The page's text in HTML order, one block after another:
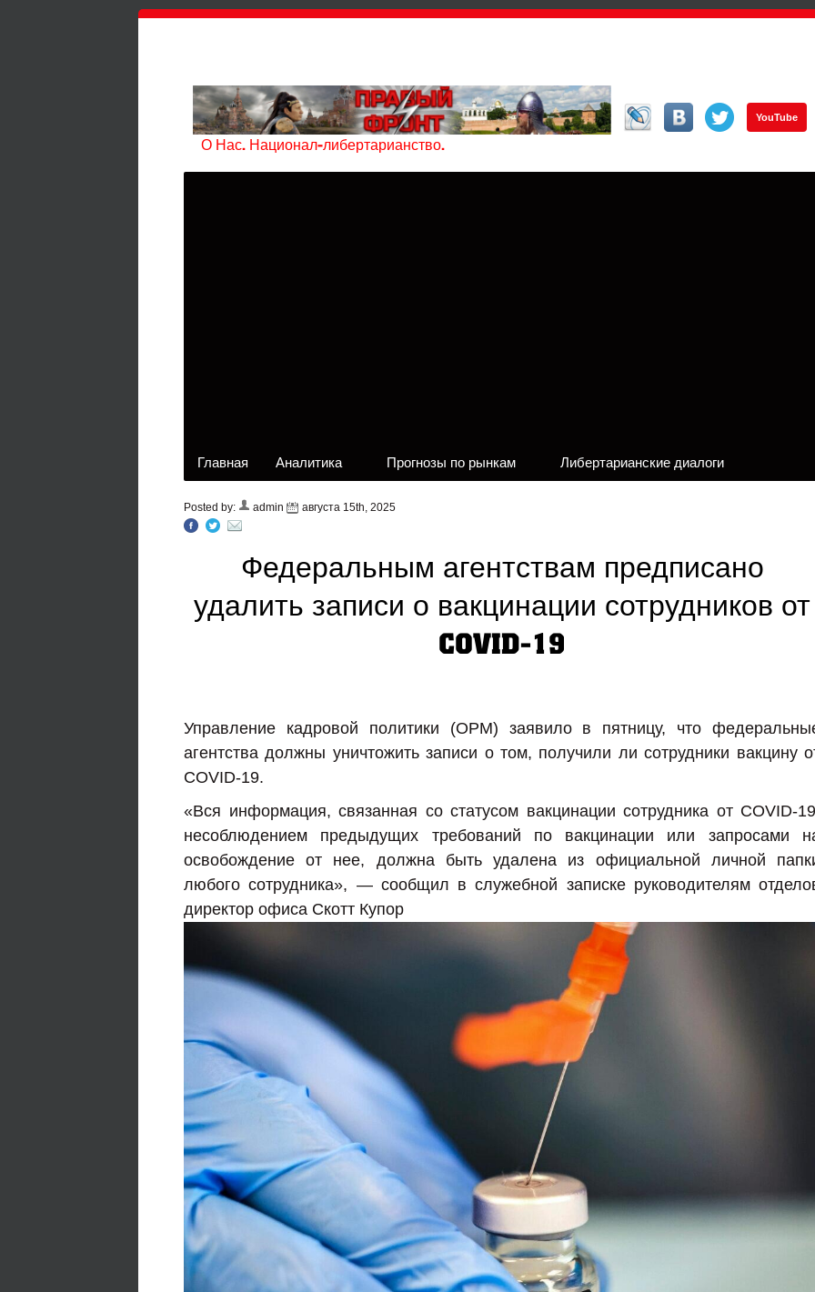
О Нас. Национал-либертарианство.
YouTube
Главная Аналитика Прогнозы по рынкам Либертарианские диалоги
Posted by: admin августа 15th, 2025
Федеральным агентствам предписано
удалить записи о вакцинации сотрудников от
COVID-19
Управление кадровой политики (OPM) заявило в пятницу, что
агентства должны уничтожить записи о том, получили ли сотрудники вакцину
COVID-19.
«Вся информация, связанная со статусом вакцинации сотрудника от COVID-
несоблюдением предыдущих требований по вакцинации или запросами
освобождение от нее, должна быть удалена из официальной личной
любого сотрудника», — сообщил в служебной записке руководителям
директор офиса Скотт Купор